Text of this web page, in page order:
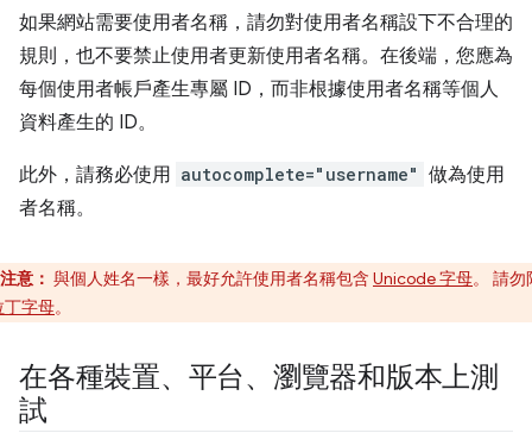
如果網站需要使用者名稱，請勿對使用者名稱設下不合理的
規則，也不要禁止使用者更新使用者名稱。在後端，您應為
每個使用者帳戶產生專屬 ID，而非根據使用者名稱等個人
資料產生的 ID。
此外，請務必使用 autocomplete="username" 做為使用
者名稱。
注意： 與個人姓名一樣，最好允許使用者名稱包含 Unicode 字母。 請勿
丁字母。
在各種裝置、平台、瀏覽器和版本上測
試